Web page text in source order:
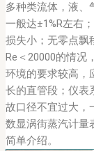
多种类流体，液、
一般达±1%R左右
损失小；无零点飘
Re＜20000的情况
环境的要求较高，
长的直管段；仪表
故口径不宜过大，
数显涡街蒸汽计量
简单介绍。